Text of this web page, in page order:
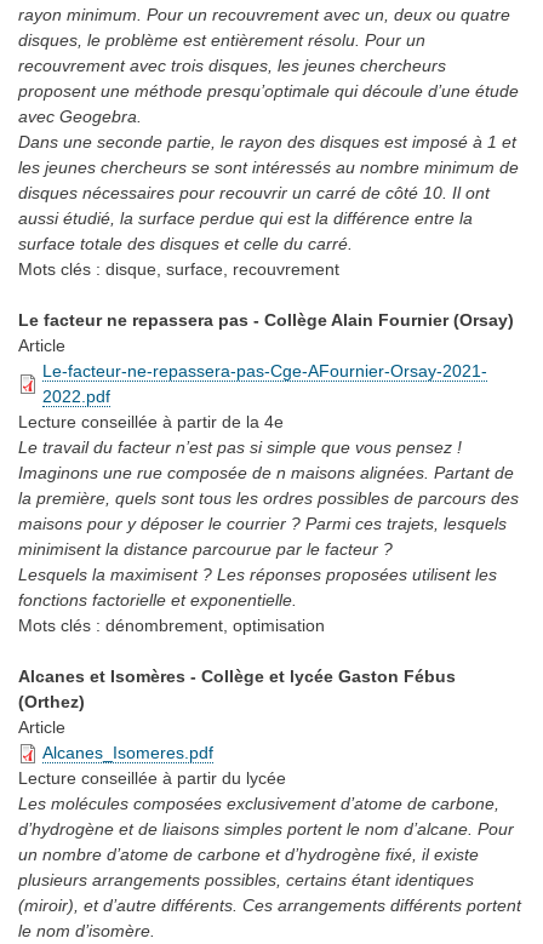
rayon minimum. Pour un recouvrement avec un, deux ou quatre
disques, le problème est entièrement résolu. Pour un
recouvrement avec trois disques, les jeunes chercheurs
proposent une méthode presqu’optimale qui découle d’une étude
avec Geogebra.
Dans une seconde partie, le rayon des disques est imposé à 1 et
les jeunes chercheurs se sont intéressés au nombre minimum de
disques nécessaires pour recouvrir un carré de côté 10. Il ont
aussi étudié, la surface perdue qui est la différence entre la
surface totale des disques et celle du carré.
Mots clés : disque, surface, recouvrement
Le facteur ne repassera pas - Collège Alain Fournier (Orsay)
Article
Le-facteur-ne-repassera-pas-Cge-AFournier-Orsay-2021-
2022.pdf
Lecture conseillée à partir de la 4e
Le travail du facteur n’est pas si simple que vous pensez !
Imaginons une rue composée de n maisons alignées. Partant de
la première, quels sont tous les ordres possibles de parcours des
maisons pour y déposer le courrier ? Parmi ces trajets, lesquels
minimisent la distance parcourue par le facteur ?
Lesquels la maximisent ? Les réponses proposées utilisent les
fonctions factorielle et exponentielle.
Mots clés : dénombrement, optimisation
Alcanes et Isomères - Collège et lycée Gaston Fébus
(Orthez)
Article
Alcanes_Isomeres.pdf
Lecture conseillée à partir du lycée
Les molécules composées exclusivement d’atome de carbone,
d’hydrogène et de liaisons simples portent le nom d’alcane. Pour
un nombre d’atome de carbone et d’hydrogène fixé, il existe
plusieurs arrangements possibles, certains étant identiques
(miroir), et d’autre différents. Ces arrangements différents portent
le nom d’isomère.